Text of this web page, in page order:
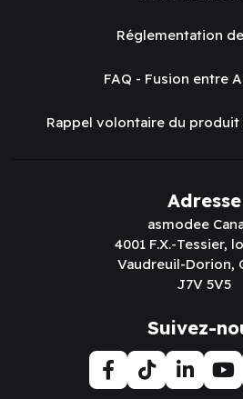
Réglementation
FAQ - Fusion entre
Rappel volontaire du produit
Adresse
asmodee
4001 F.X.-Tessier,
Vaudreuil-Dorion,
J7V 5V5
Suivez-